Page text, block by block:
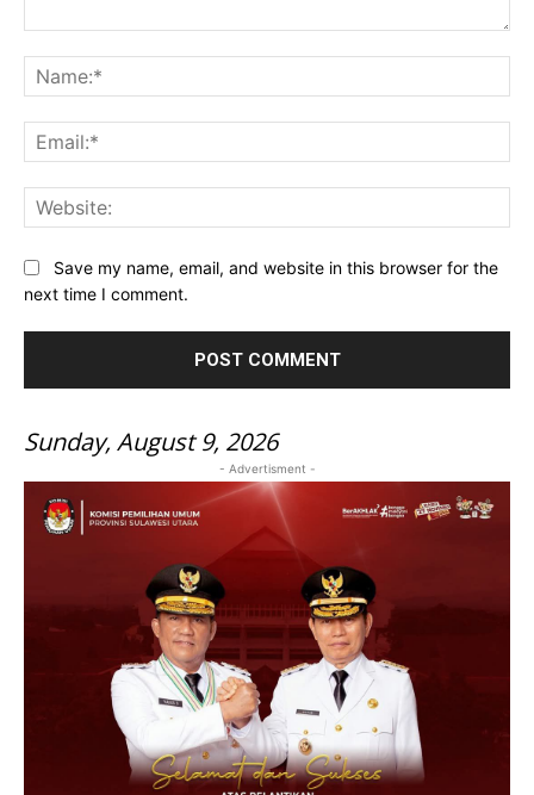
Save my name, email, and website in this browser for the
next time I comment.
Sunday, August 9, 2026
- Advertisment -